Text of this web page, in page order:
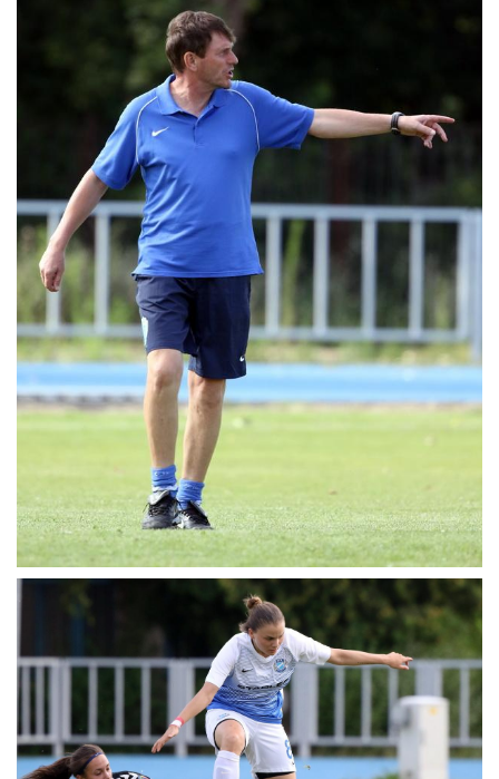
CSAPAT
MÉRKŐZÉSEK
JELENTKEZÉS
KLUB
GALÉRIA
SZURKOLÓI ÉLMÉNYEK
SAJTÓ